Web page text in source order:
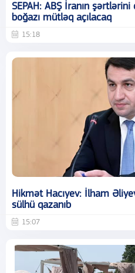
SEPAH: ABŞ İranın
boğazı mütləq açılacaq
15:18
Hikmət Hacıyev: İlham
sülhü qazanıb
15:07